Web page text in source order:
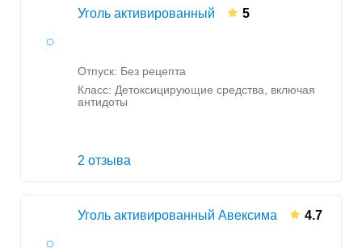
Уголь активированный 5
Отпуск: Без рецепта
Класс: Детоксицирующие средства, включая
антидоты
2 отзыва
Уголь активированный Авексима 4.7